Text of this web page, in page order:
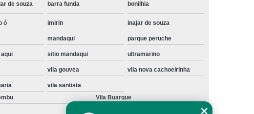
Instalação de Maquina Lava e Seca
Lava e Seca Samsung
Instalação Lava Seca
Instalação Maquina Lava e Seca Samsung
Lava e Seca
Lava e Seca Instalação
Samsung Instalação Lava e Seca
de Fogão a Gas
Manutenção de Fogão Cooktop
Electrolux
Manutenção em Fogão
de souza barra funda bonilhia
ó imirin inajar de souza
mandaqui parque peruche
sitio mandaqui ultramarino
vila gouvea vila nova cachoeirinha
vila santista
Vila Buarque